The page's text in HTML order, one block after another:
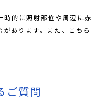
的に照射部位や周辺に赤
あります。また、こちら
ご質問